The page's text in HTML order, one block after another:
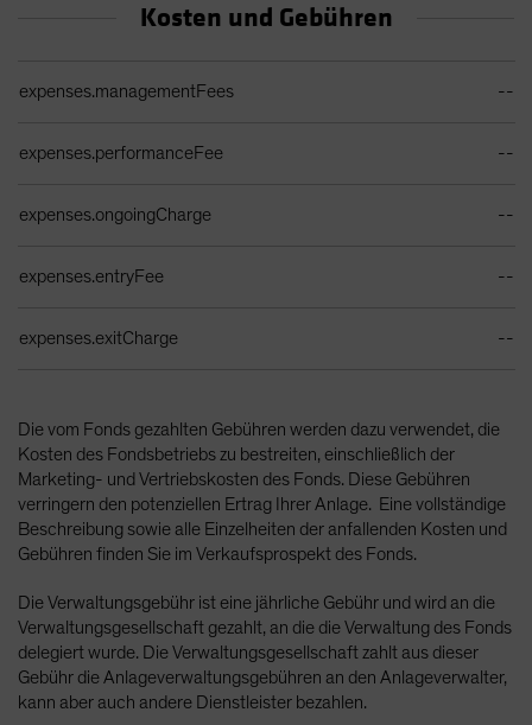
Kosten und Gebühren
expenses.managementFees --
expenses.performanceFee --
expenses.ongoingCharge --
expenses.entryFee --
expenses.exitCharge --
Die vom Fonds gezahlten Gebühren werden dazu verwendet, die
Kosten des Fondsbetriebs zu bestreiten, einschließlich der
Marketing- und Vertriebskosten des Fonds. Diese Gebühren
verringern den potenziellen Ertrag Ihrer Anlage. Eine vollständige
Beschreibung sowie alle Einzelheiten der anfallenden Kosten und
Gebühren finden Sie im Verkaufsprospekt des Fonds.
Die Verwaltungsgebühr ist eine jährliche Gebühr und wird an die
Verwaltungsgesellschaft gezahlt, an die die Verwaltung des Fonds
delegiert wurde. Die Verwaltungsgesellschaft zahlt aus dieser
Gebühr die Anlageverwaltungsgebühren an den Anlageverwalter,
kann aber auch andere Dienstleister bezahlen.